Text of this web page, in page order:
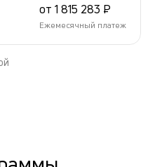
от 1 815 283 ₽
Ежемесячный платеж